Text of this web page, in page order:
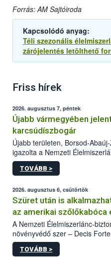
Forrás: AM Sajtóiroda
Kapcsolódó anyag:
Téli szezonális
zárójelentés letölthető
Friss hírek
2026. augusztus 7, péntek
Újabb vármegyében
karcsúdíszbogár
Újabb területen, Borsod-
igazolta a Nemzeti
kőrisrontó karcsúdíszbogár
kártevőt nem csak
az intenzív felderítést, emellett
hatósággal is összehangolják
TOVÁBB >
2026. augusztus 6, csütörtök
Szüret után is
az amerikai szőlőkabóca
A Nemzeti Élelmiszerlánc-
növényvédő szer – Decis
engedélyokiratát módosította,
egészen a vesszőérettség
TOVÁBB >